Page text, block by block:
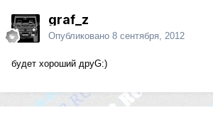
graf_z
Опубликовано 8 сентября, 2012
будет хороший друG:)